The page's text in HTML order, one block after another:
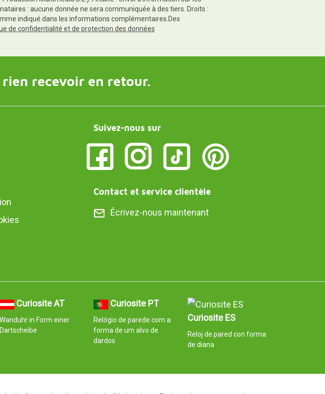
: aucune donnée ne sera communiquée à des tiers. Droits :
indiqué dans les informations complémentaires.Des
de confidentialité et de protection des données
recevoir en retour.
Suivez-nous sur
Contact et service clientèle
Écrivez-nous maintenant
Curiosite AT
Wanduhr in Form einer
Dartscheibe
Curiosite PT
Relógio de parede com a
forma de um alvo de
dardos
Curiosite ES
Reloj de pared con forma
de diana